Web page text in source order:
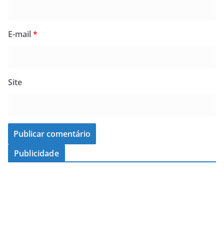
E-mail*
Site
Publicidade